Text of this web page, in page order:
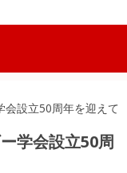
設立50周年を迎えて
学会設立50周